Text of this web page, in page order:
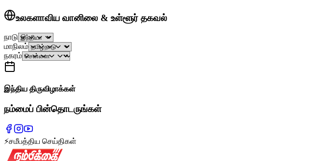
உலகளாவிய வானிலை & உள்ளூர் தகவல்
நாடு
மாநிலம்
நகரம்
இந்திய திருவிழாக்கள்
நம்மைப் பின்தொடருங்கள்
⚡சமீபத்திய செய்திகள்